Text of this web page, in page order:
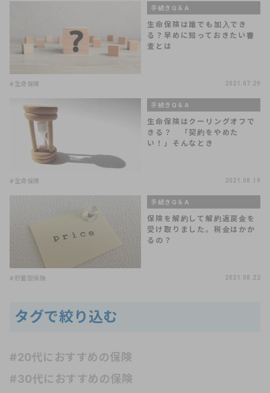
手続きQ＆A
生命保険は誰でも加入でき
る？早めに知っておきたい審
査とは
#生命保険 2021.07.29
手続きQ＆A
生命保険はクーリングオフで
きる？ 「契約をやめた
い！」そんなとき
#生命保険 2021.08.19
手続きQ＆A
保険を解約して解約返戻金を
受け取りました。税金はかか
るの？
#貯蓄型保険 2021.08.22
タグで絞り込む
#20代におすすめの保険
#30代におすすめの保険